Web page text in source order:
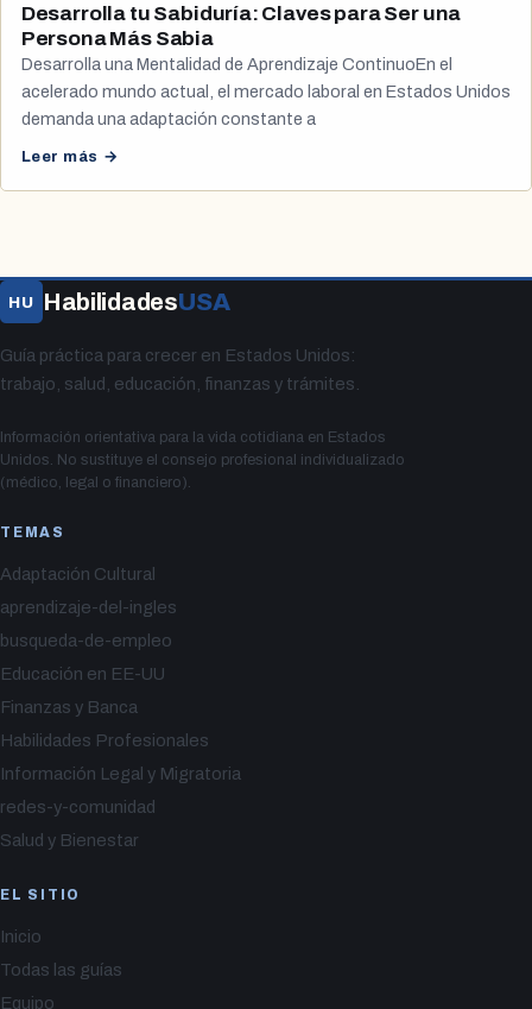
Desarrolla tu Sabiduría: Claves para Ser una
Persona Más Sabia
Desarrolla una Mentalidad de Aprendizaje ContinuoEn el
acelerado mundo actual, el mercado laboral en Estados Unidos
demanda una adaptación constante a
Leer más →
HU HabilidadesUSA
Guía práctica para crecer en Estados Unidos:
trabajo, salud, educación, finanzas y trámites.
Información orientativa para la vida cotidiana en Estados
Unidos. No sustituye el consejo profesional individualizado
(médico, legal o financiero).
TEMAS
Adaptación Cultural
aprendizaje-del-ingles
busqueda-de-empleo
Educación en EE-UU
Finanzas y Banca
Habilidades Profesionales
Información Legal y Migratoria
redes-y-comunidad
Salud y Bienestar
EL SITIO
Inicio
Todas las guías
Equipo